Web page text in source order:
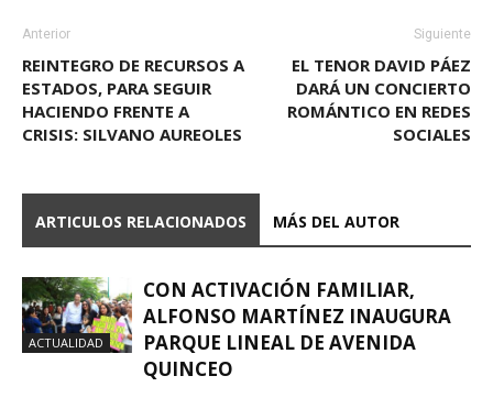
Anterior
REINTEGRO DE RECURSOS A
ESTADOS, PARA SEGUIR
HACIENDO FRENTE A
CRISIS: SILVANO AUREOLES
Siguiente
EL TENOR DAVID PÁEZ
DARÁ UN CONCIERTO
ROMÁNTICO EN REDES
SOCIALES
ARTICULOS RELACIONADOS MÁS DEL AUTOR
ACTUALIDAD
CON ACTIVACIÓN FAMILIAR,
ALFONSO MARTÍNEZ INAUGURA
PARQUE LINEAL DE AVENIDA
QUINCEO